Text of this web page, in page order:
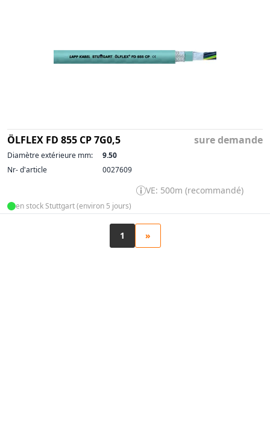
ÖLFLEX FD 855 CP 7G0,5 sure demande
Diamètre extérieure mm:
9.50
Nr- d'article
0027609
VE: 500m (recommandé)
en stock Stuttgart (environ 5 jours)
1 »